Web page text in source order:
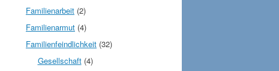
Familienarbeit (2)
Familienarmut (4)
Familienfeindlichkeit (32)
Gesellschaft(4)